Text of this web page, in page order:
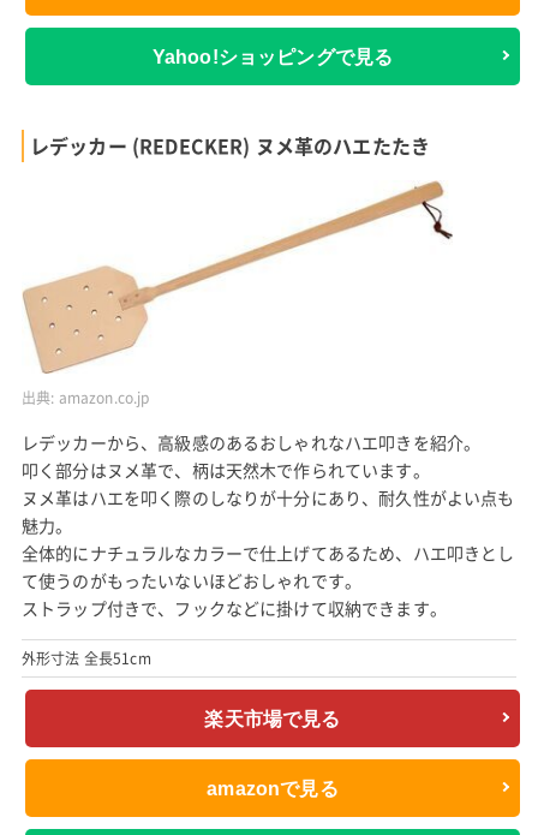
Yahoo!ショッピングで見る
レデッカー (REDECKER) ヌメ革のハエたたき
出典: amazon.co.jp
レデッカーから、高級感のあるおしゃれなハエ叩きを紹介。
叩く部分はヌメ革で、柄は天然木で作られています。
ヌメ革はハエを叩く際のしなりが十分にあり、耐久性がよい点も
魅力。
全体的にナチュラルなカラーで仕上げてあるため、ハエ叩きとし
て使うのがもったいないほどおしゃれです。
ストラップ付きで、フックなどに掛けて収納できます。
外形寸法 全長51cm
楽天市場で見る
amazonで見る